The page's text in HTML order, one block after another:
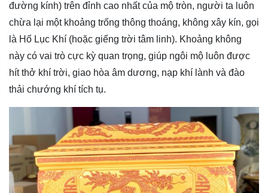
đường kính) trên đỉnh cao nhất của mộ tròn, người ta luôn
chừa lại một khoảng trống thông thoáng, không xây kín, gọi
là Hố Lục Khí (hoặc giếng trời tâm linh). Khoảng không
này có vai trò cực kỳ quan trọng, giúp ngôi mộ luôn được
hít thở khí trời, giao hòa âm dương, nạp khí lành và đào
thải chướng khí tích tụ.